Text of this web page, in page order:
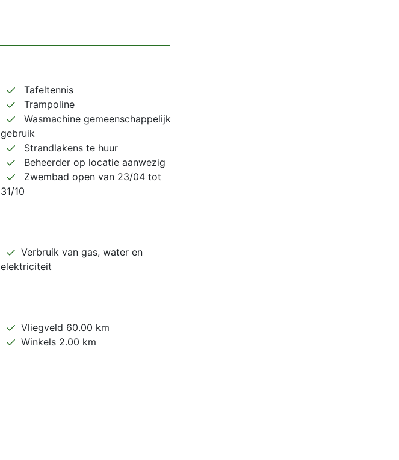
Tafeltennis
Trampoline
Wasmachine gemeenschappelijk
gebruik
Strandlakens te huur
Beheerder op locatie aanwezig
Zwembad open van 23/04 tot
31/10
Verbruik van gas, water en
elektriciteit
Vliegveld 60.00 km
Winkels 2.00 km